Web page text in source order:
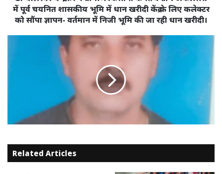
कलेक्टर
ज्ञापन-
वर्तमान
में पूर्व चयनित शासकीय भूमि में धान खरीदी केंद्र के लिए कलेक्टर
को सौंपा ज्ञापन- वर्तमान में निजी भूमि की जा रही धान खरीदी।
Related Articles